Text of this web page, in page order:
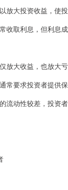
放大投资收益，使
收取利息，但利息
放大收益，也放大
常要求投资者提供
流动性较差，投资